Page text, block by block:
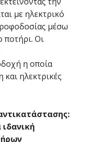
με ηλεκτρικό
μέσω
Οι
η οποία
ηλεκτρικές